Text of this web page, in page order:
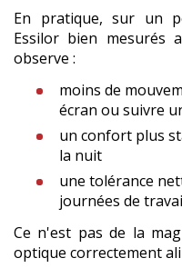
En pratique, sur un
Essilor bien mesurés
observe :
moins de
écran ou suivre
un confort plus
la nuit
une tolérance
journées de
Ce n'est pas de la
optique correctement